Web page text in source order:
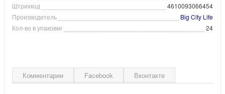
Штрихкод
4610093066454
Производитель
Big City Life
Кол-во в упаковке
24
Комментарии Facebook Вконтакте